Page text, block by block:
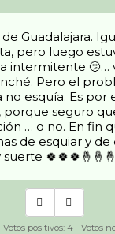
de Guadalajara.
pero luego
intermitente 🫤…
Pero el
esquía. Es por
porque seguro
… o no. En fin
de esquiar y de
🍀🍀🍀🤞🤞🤞
Votos positivos: 4 - Votos